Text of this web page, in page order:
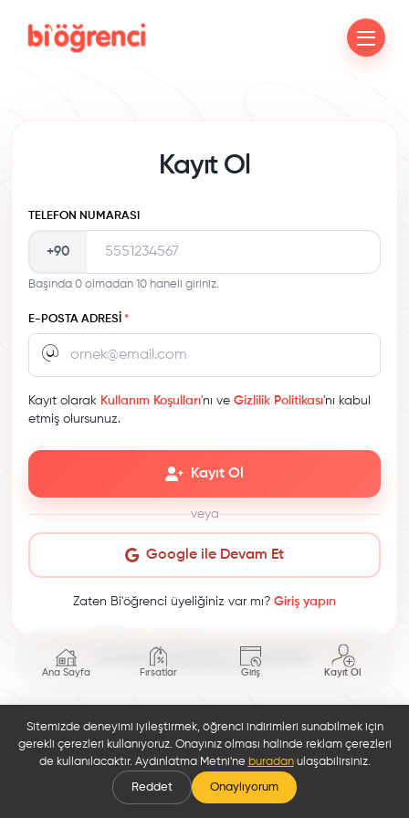
Ana Sayfa Fırsatlar Giriş Kayıt Ol
Kayıt Ol
TELEFON NUMARASI
+90
Başında 0 olmadan 10 haneli giriniz.
E-POSTA ADRESI *
Kayıt olarak Kullanım Koşulları'nı ve Gizlilik Politikası'nı kabul
etmiş olursunuz.
Kayıt Ol
veya
Google ile Devam Et
Zaten Bi'öğrenci üyeliğiniz var mı? Giriş yapın
This site is protected by reCAPTCHA.
Sitemizde deneyimi iyileştirmek, öğrenci indirimleri sunabilmek için
gerekli çerezleri kullanıyoruz. Onayınız olması halinde reklam çerezleri
de kullanılacaktır. Aydınlatma Metni'ne buradanulaşabilirsiniz.
Reddet Onaylıyorum